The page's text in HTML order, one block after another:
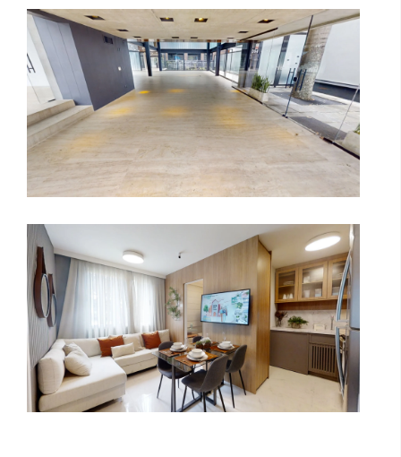
Meu Mundo estação Mooca 33 m² -
VIVAZ
LE HAVRE VILA LEOPOLDINA -
KALLAS